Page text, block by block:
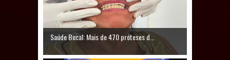
Caldas Brandão: IPMCB responde
questionamentos da vereadora
Rosângela e afirma que
Saúde Bucal: Mais de 470 próteses d...